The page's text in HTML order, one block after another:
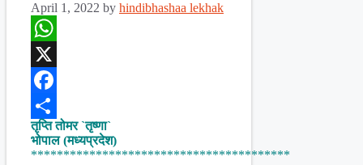
April 1, 2022 by hindibhashaa lekhak
WhatsApp
X
Facebook
Share
तृप्ति तोमर `तृष्णा`
भोपाल (मध्यप्रदेश)
****************************************